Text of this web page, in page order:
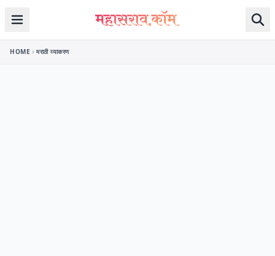
Skip to content
HOME मराठी व्याकरण